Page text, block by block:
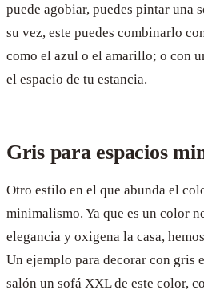
puede agobiar, puedes pintar una
su vez, este puedes combinarlo
como el azul o el amarillo; o con
el espacio de tu estancia.
Gris para espacios
Otro estilo en el que abunda el
minimalismo. Ya que es un color
elegancia y oxigena la casa,
Un ejemplo para decorar con gris
salón un sofá XXL de este color,